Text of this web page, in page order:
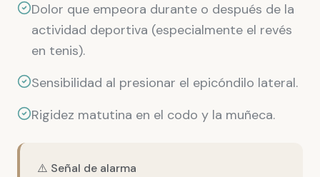
Dolor que empeora durante o después de la
actividad deportiva (especialmente el revés
en tenis).
Sensibilidad al presionar el epicóndilo lateral.
Rigidez matutina en el codo y la muñeca.
⚠️ Señal de alarma